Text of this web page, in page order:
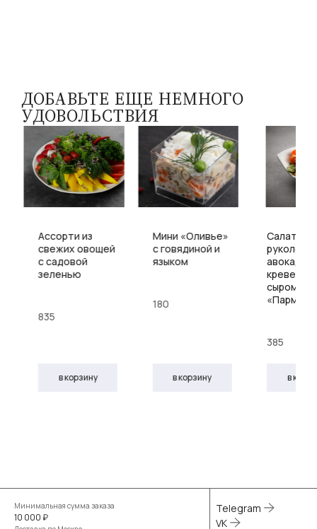
ДОБАВЬТЕ ЕЩЕ НЕМНОГО
УДОВОЛЬСТВИЯ
Ассорти из
свежих овощей
с садовой
зеленью
835
в корзину
Мини «Оливье»
с говядиной и
языком
180
в корзину
Салат с
руколой,
авокадо,
сыром
385
в
Минимальная сумма заказа
10 000 ₽
Telegram
VK